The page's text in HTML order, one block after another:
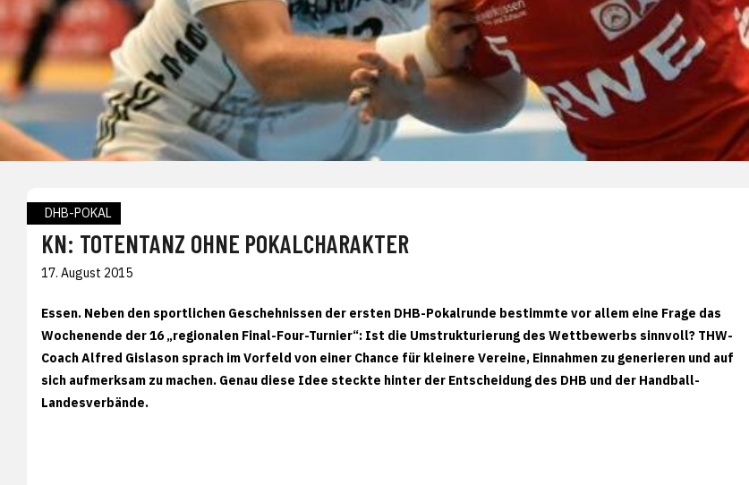
DHB-POKAL
KN: TOTENTANZ OHNE POKALCHARAKTER
17. August 2015
Essen. Neben den sportlichen Geschehnissen der ersten DHB-Pokalrunde bestimmte vor allem eine Frage das
Wochenende der 16 „regionalen Final-Four-Turnier“: Ist die Umstrukturierung des Wettbewerbs sinnvoll? THW-
Coach Alfred Gislason sprach im Vorfeld von einer Chance für kleinere Vereine, Einnahmen zu generieren und auf
sich aufmerksam zu machen. Genau diese Idee steckte hinter der Entscheidung des DHB und der Handball-
Landesverbände.